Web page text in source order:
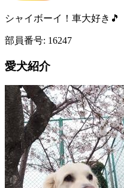
シャイボーイ！車大好き🎵
部員番号: 16247
愛犬紹介